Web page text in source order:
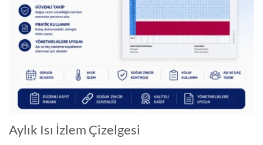
Aylık Isı İzlem Çizelgesi